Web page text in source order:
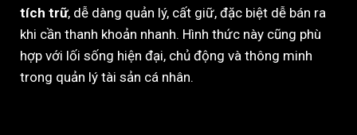
tích trữ, dễ dàng quản lý, cất giữ, đặc biệt dễ bán ra
khi cần thanh khoản nhanh. Hình thức này cũng phù
hợp với lối sống hiện đại, chủ động và thông minh
trong quản lý tài sản cá nhân.